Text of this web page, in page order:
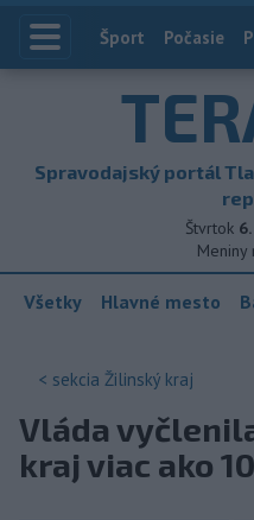
Index
Šport Počasie
Spravodajský portál
Štvrtok
Meniny
Všetky Hlavné mesto
< sekcia Žilinský kraj
Vláda
kraj viac ako